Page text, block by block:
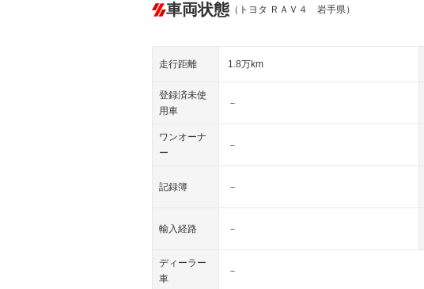
車両状態 （トヨタ ＲＡＶ４ 岩手県）
走行距離 1.8万km
登録済未使
用車
－
ワンオーナ
ー
－
記録簿 －
輸入経路 －
ディーラー
車
－